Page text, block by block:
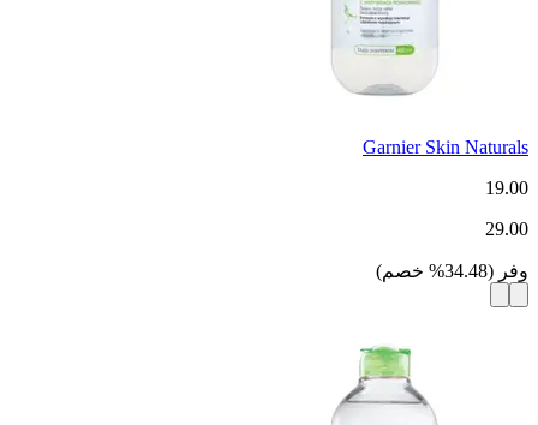
Garnier Skin Naturals
19.00
29.00
وفر (
34.48
% خصم)